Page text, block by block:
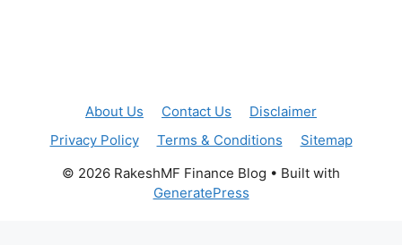
About Us Contact Us
Disclaimer
Privacy Policy
Terms & Conditions
Sitemap
© 2026 RakeshMF Finance Blog • Built with
GeneratePress